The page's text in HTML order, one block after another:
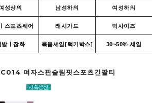
성상의 남성하의 여성하의
스포츠웨어 래시가드 빅사이즈
발ㅣ잡화 묶음세일[럭키박스] 30~50% 세일
여자스판슬림핏스포츠긴팔티